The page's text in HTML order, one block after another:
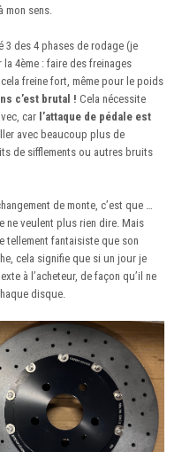
sens.
3 des 4 phases de rodage (je
la 4ème : faire des freinages
freine fort, même pour le poids
c’est brutal ! Cela nécessite
car l’attaque de pédale est
avec beaucoup plus de
de sifflements ou autres bruits
de monte, c’est que …
ne veulent plus rien dire. Mais
tellement fantaisiste que son
cela signifie que si un jour je
à l’acheteur, de façon qu’il ne
disque.